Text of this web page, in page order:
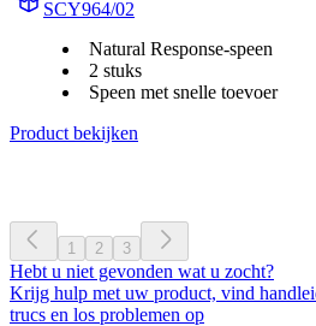
SCY964/02
Natural Response-speen
2 stuks
Speen met snelle toevoer
Product bekijken
1 2 3
Hebt u niet gevonden wat u zocht?
Krijg hulp met uw product, vind
trucs en los problemen op